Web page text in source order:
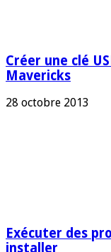
Créer une clé
Mavericks
28 octobre 2013
Exécuter des
installer